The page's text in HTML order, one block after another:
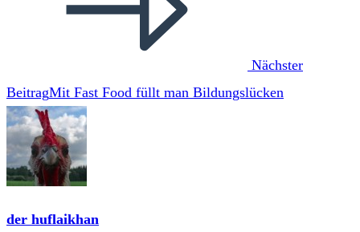
Nächster
BeitragMit Fast Food füllt man Bildungslücken
der huflaikhan